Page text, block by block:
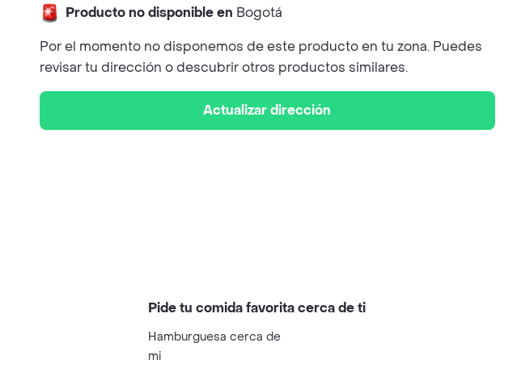
Producto no disponible en Bogotá
Por el momento no disponemos de este producto en tu zona. Puedes
revisar tu dirección o descubrir otros productos similares.
Actualizar dirección
Pide tu comida favorita cerca de ti
Hamburguesa cerca de
mi